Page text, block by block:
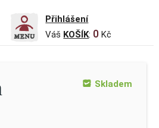
Přihlášení
Váš KOŠÍK: 0 Kč
Skladem